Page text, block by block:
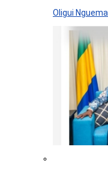
Oligui